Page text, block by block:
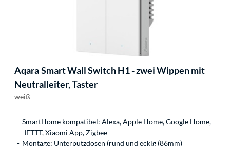
AqaraSmart Wall Switch H1 - zwei Wippen mit
Neutralleiter, Taster
weiß
SmartHome kompatibel: Alexa, Apple Home, Google Home,
IFTTT, Xiaomi App, Zigbee
Montage: Unterputzdosen (rund und eckig (86mm)